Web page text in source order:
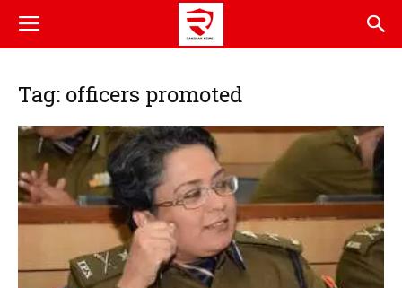
Tag: officers promoted